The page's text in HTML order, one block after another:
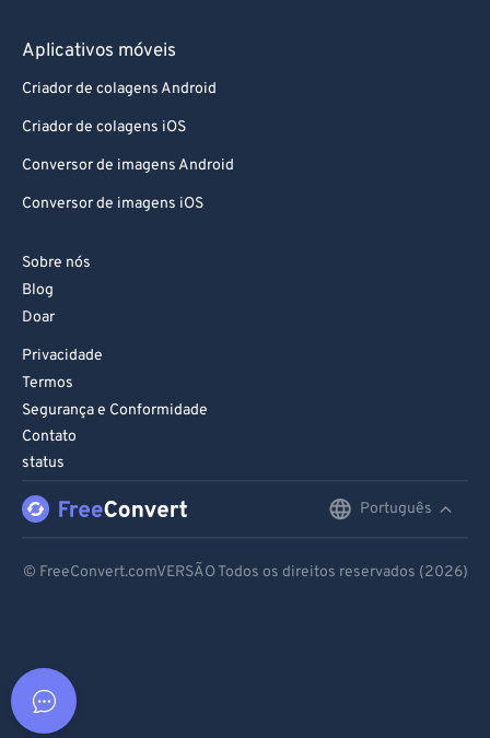
Aplicativos móveis
Criador de colagens Android
Criador de colagens iOS
Conversor de imagens Android
Conversor de imagens iOS
Sobre nós
Blog
Doar
Privacidade
Termos
Segurança e Conformidade
Contato
status
Português
© FreeConvert.comVERSÃO Todos os direitos reservados (2026)